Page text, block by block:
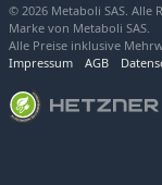
© 2026 Metaboli SAS. Alle
Marke von Metaboli SAS.
Alle Preise inklusive
Impressum
AGB